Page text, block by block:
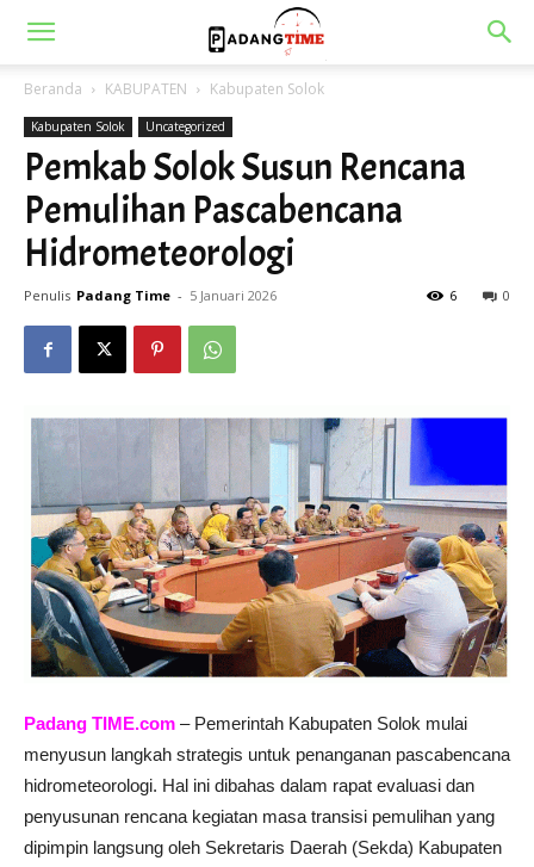
Beranda KABUPATEN Kabupaten Solok
Kabupaten Solok Uncategorized
Pemkab Solok Susun Rencana
Pemulihan Pascabencana
Hidrometeorologi
Penulis Padang Time - 5 Januari 2026 0
6
Padang TIME.com – Pemerintah Kabupaten Solok mulai
menyusun langkah strategis untuk penanganan pascabencana
hidrometeorologi. Hal ini dibahas dalam rapat evaluasi dan
penyusunan rencana kegiatan masa transisi pemulihan yang
dipimpin langsung oleh Sekretaris Daerah (Sekda) Kabupaten